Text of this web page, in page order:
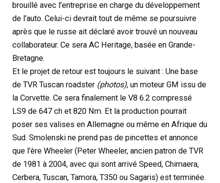
brouillé avec l’entreprise en charge du développement
de l’auto. Celui-ci devrait tout de même se poursuivre
après que le russe ait déclaré avoir trouvé un nouveau
collaborateur. Ce sera AC Heritage, basée en Grande-
Bretagne.
Et le projet de retour est toujours le suivant : Une base
de TVR Tuscan roadster (photos), un moteur GM issu de
la Corvette. Ce sera finalement le V8 6.2 compressé
LS9 de 647 ch et 820 Nm. Et la production pourrait
poser ses valises en Allemagne ou même en Afrique du
Sud. Smolenski ne prend pas de pincettes et annonce
que l’ère Wheeler (Peter Wheeler, ancien patron de TVR
de 1981 à 2004, avec qui sont arrivé Speed, Chimaera,
Cerbera, Tuscan, Tamora, T350 ou Sagaris) est terminée.